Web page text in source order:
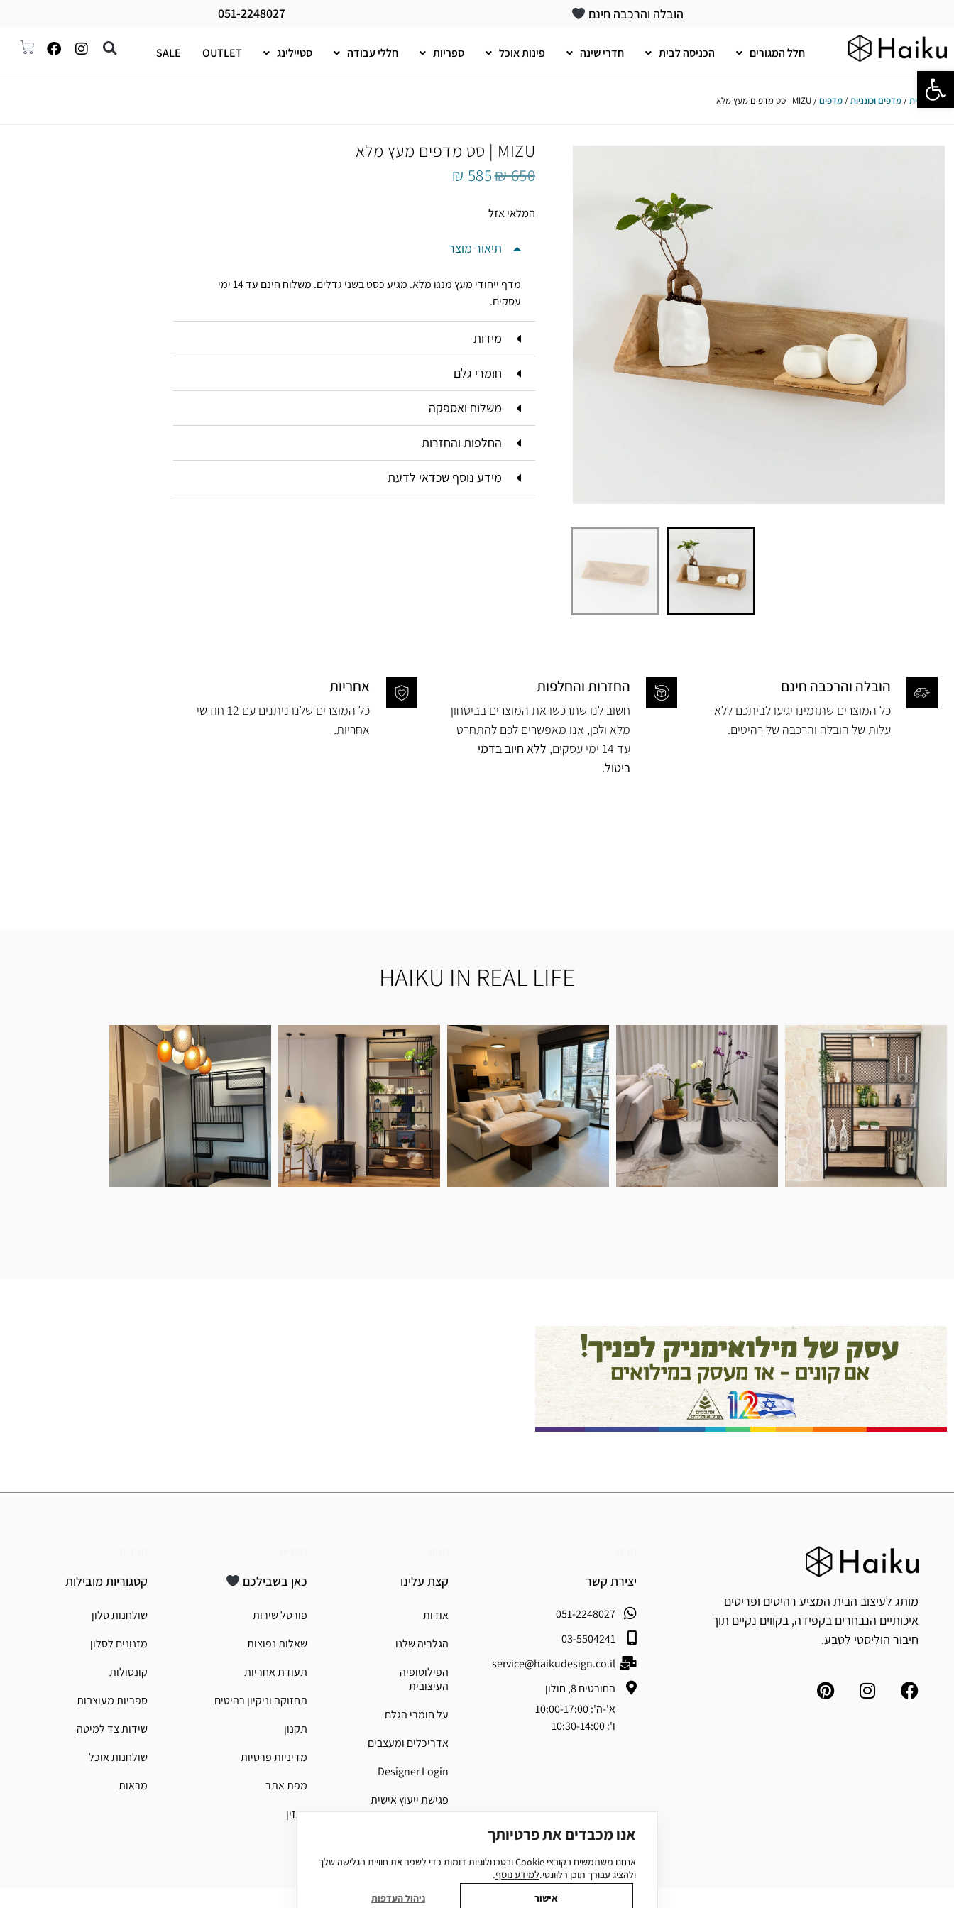
פתח סרגל נגישות
הובלה והרכבה חינם 051-2248027
חלל המגורים הכניסה לבית חדרי שינה פינות אוכל ספריות חללי עבודה סטיילינג OUTLET
SALE
עמוד הבית/ מדפים וכונניות/ מדפים/ MIZU | סט מדפים מעץ מלא
MIZU | סט מדפים מעץ מלא
₪650
₪ 585
המלאי אזל
תיאור מוצר
מדף ייחודי מעץ מנגו מלא
. מגיע כסט בשני גדלים. משלוח חינם עד 14 ימי
עסקים.
מידות
חומרי גלם
משלוח ואספקה
החלפות והחזרות
מידע נוסף שכדאי לדעת
הובלה והרכבה חינם
כל המוצרים שתזמינו יגיעו לביתכם ללא
עלות של הובלה והרכבה של רהיטים.
החזרות והחלפות
חשוב לנו שתרכשו את המוצרים בביטחון
מלא ולכן, אנו מאפשרים לכם להתחרט
עד 14 ימי עסקים,
ללא חיוב בדמי
ביטול.
אחריות
כל המוצרים שלנו ניתנים עם 12 חודשי
אחריות.
HAIKU IN REAL LIFE
ואפילו יפים יותר!
חן פנקס
מותג לעיצוב הבית המציע רהיטים ופריטים
איכותיים הנבחרים בקפידה, בקווים נקיים תוך
חיבור הוליסטי לטבע.
יצירת קשר
051-2248027
03-5504241
service@haikudesign.co.il
החורטים 8, חולון
א'-ה': 10:00-17:00
ו': 10:30-14:00
קצת עלינו
אודות
הגלריה שלנו
הפילוסופיה
העיצובית
על חומרי הגלם
אדריכלים ומעצבים
Designer Login
פגישת ייעוץ אישית
כאן בשבילכם
פורטל שירות
שאלות נפוצות
תעודת אחריות
תחזוקה וניקיון רהיטים
תקנון
מדיניות פרטיות
מפת אתר
מגזין
קטגוריות מובילות
שולחנות סלון
מזנונים לסלון
קונסולות
ספריות מעוצבות
שידות צד למיטה
שולחנות אוכל
מראות
אנו מכבדים את פרטיותך
אנחנו משתמשים בקובצי Cookieובטכנולוגיות דומות כדי לשפר את חוויית הגלישה שלך
ולהציג עבורך תוכן רלוונטי.למידע נוסף.
אישור ניהול העדפות